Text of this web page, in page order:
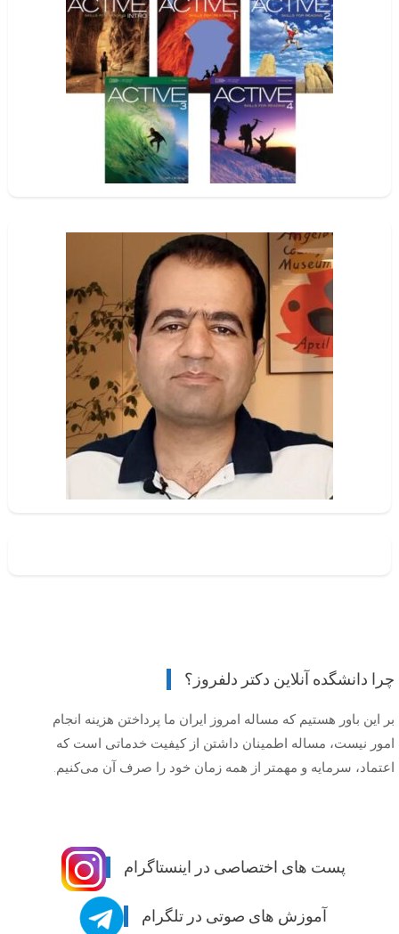
چرا دانشگده آنلاین دکتر دلفروز؟
بر این باور هستیم که مساله امروز ایران ما پرداختن هزینه انجام
امور نیست، مساله اطمینان داشتن از کیفیت خدماتی است که
اعتماد، سرمایه و مهمتر از همه زمان خود را صرف آن می‌کنیم.
پست های اختصاصی در اینستاگرام
آموزش های صوتی در تلگرام